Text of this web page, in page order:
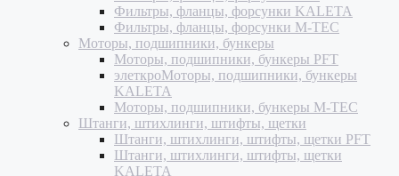
Фильтры, фланцы, форсунки KALETA
Фильтры, фланцы, форсунки M-TEC
Моторы, подшипники, бункеры
Моторы, подшипники, бункеры PFT
элеткроМоторы, подшипники, бункеры
KALETA
Моторы, подшипники, бункеры M-TEC
Штанги, штихлинги, штифты, щетки
Штанги, штихлинги, штифты, щетки PFT
Штанги, штихлинги, штифты, щетки
KALETA